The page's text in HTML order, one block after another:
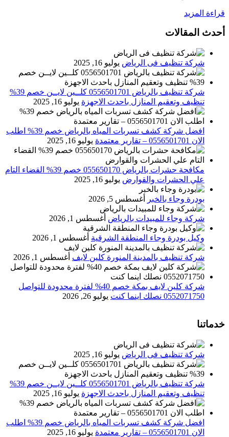
قراءة المزيد
أحدث المقالات
شركة تنظيف فى الرياض يوليو 16, 2025
شركة تنظيف بالرياض 0556501701 كلــين لايــن خصم 39%
تنظيف وتعقيم المنازل باحدث الاجهزة يوليو 16, 2025
افضل شركة كشف تسربات المياه بالرياض خصم 39% اطلب
الان 0556501701‬‏ – تقارير معتمدة
يوليو 16, 2025
مكافحة حشرات بالرياض 055650170 خصم 39% القضاء التام
علي الحشرات والقوارض يوليو 16, 2025
بودرة وجاء بالخبر أغسطس 5, 2026
شركة وجاء للمبيدات بالرياض أغسطس 1, 2026
وكيل بودرة وجاء المنطقة الشرقية أغسطس 1, 2026
شركة تنظيف بالمدينة المنورة كلين لايف أغسطس 1, 2026
شركة كلين لايف بمكة خصم 40% لفترة محدودة للتواصل
0552071750 نصلك اينما كنت
يوليو 26, 2026
خدماتنا
شركة تنظيف فى الرياض يوليو 16, 2025
شركة تنظيف بالرياض 0556501701 كلــين لايــن خصم 39%
تنظيف وتعقيم المنازل باحدث الاجهزة يوليو 16, 2025
افضل شركة كشف تسربات المياه بالرياض خصم 39% اطلب
الان 0556501701‬‏ – تقارير معتمدة
يوليو 16, 2025